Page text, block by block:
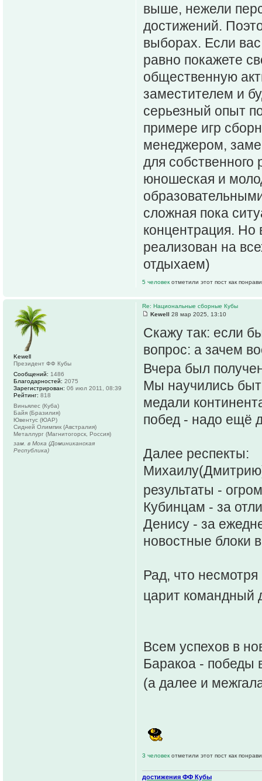
выше, нежели
достижений.
выборах. Если
равно покажете
общественную
заместителем и
серьезный опыт
примере игр
менеджером,
для собственного
юношеская и
сложная пока
концентрация. Но
реализован на
отдыхаем)
5 человек отметили этот пост как
Re: Национальные сборные Кубы
Kewell 28 мар 2025, 13:10
Скажу так: если
вопрос: а зачем
Вчера был
Мы научились
медали
побед - надо ещё
Далее респекты:
результаты -
Кубинцам - за
Денису - за
новостные блоки
Рад, что
царит командный
Всем успехов в
Баракоа - победы
(а далее и
3 человек отметили этот пост как
достижения ФФ Кубы
Kewell
Президент ФФ Кубы
Сообщений: 1486
Благодарностей: 2075
Зарегистрирован: 06 июл 2011, 08:39
Рейтинг: 818
Виньялес (Куба)
Байя (Бразилия)
Ювентус (ЮАР)
Сидней Олимпик (Австралия)
Металлург (Магнитогорск, Россия)
зам. в Мока (Доминиканская
Республика)